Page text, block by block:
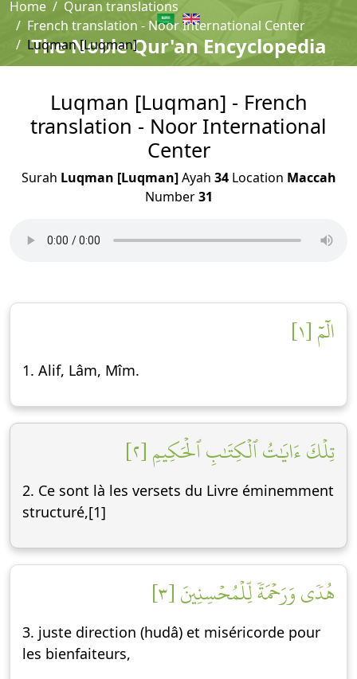
The Noble Qur'an Encyclopedia
Home
Quran translations
French translation - Noor International Center
Luqman [Luqman]
Luqman [Luqman] - French
translation - Noor International
Center
Surah Luqman [Luqman]Ayah 34Location Maccah
Number31
الٓمٓ [١]
1. Alif, Lâm, Mîm.
تِلۡكَ ءَايَٰتُ ٱلۡكِتَٰبِ ٱلۡحَكِيمِ [٢]
2. Ce sont là les versets du Livre éminemment
structuré,[1]
هُدٗى وَرَحۡمَةٗ لِّلۡمُحۡسِنِينَ [٣]
3. juste direction (hudâ) et miséricorde pour
les bienfaiteurs,